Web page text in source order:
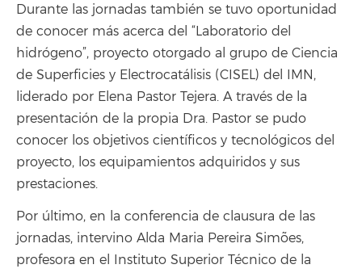
Durante las jornadas también se tuvo oportunidad
de conocer más acerca del “Laboratorio del
hidrógeno”, proyecto otorgado al grupo de Ciencia
de Superficies y Electrocatálisis (CISEL) del IMN,
liderado por Elena Pastor Tejera. A través de la
presentación de la propia Dra. Pastor se pudo
conocer los objetivos científicos y tecnológicos del
proyecto, los equipamientos adquiridos y sus
prestaciones.
Por último, en la conferencia de clausura de las
jornadas, intervino Alda Maria Pereira Simões,
profesora en el Instituto Superior Técnico de la